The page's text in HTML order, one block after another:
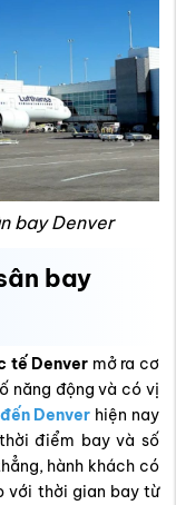
bay Denver
bay
tế Denver mở ra cơ
năng động và có vị
Denver hiện nay
điểm bay và số
hành khách có
với thời gian bay từ